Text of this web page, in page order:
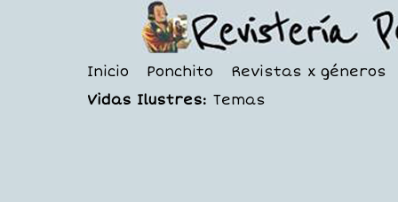
Inicio Ponchito
Revistas x géneros
Vidas Ilustres: Temas